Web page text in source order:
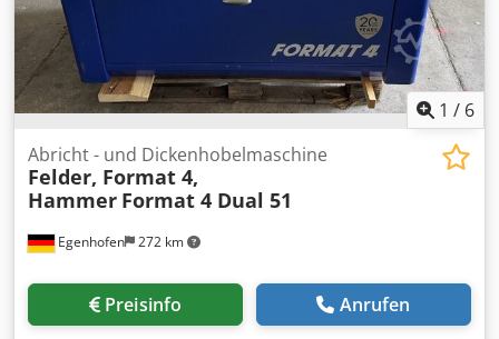
1 / 6
Egenhofen 272 km
Abricht - und Dickenhobelmaschine
Felder, Format 4,
Hammer Format 4 Dual 51
Preisinfo Anrufen